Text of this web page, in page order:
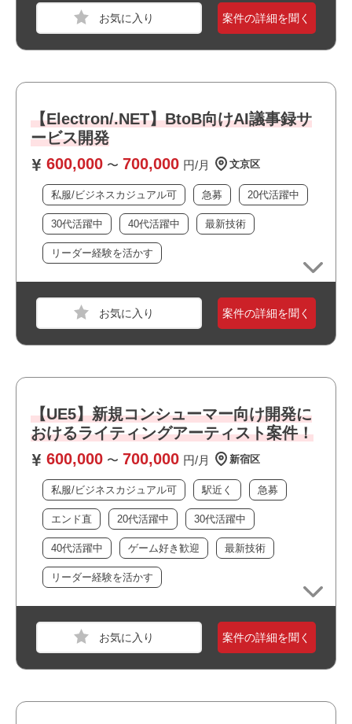
案件の詳細を聞く
【Electron/.NET】BtoB向けAI議事録サ
ービス開発
600,000 〜 700,000 円/月 文京区
私服/ビジネスカジュアル可 急募 20代活躍中
30代活躍中 40代活躍中 最新技術
リーダー経験を活かす
・・即日参画可能
・・技術選定の経験が活かせます
案件の詳細を聞く
【UE5】新規コンシューマー向け開発に
おけるライティングアーティスト案件！
600,000 〜 700,000 円/月 新宿区
私服/ビジネスカジュアル可 駅近く 急募
エンド直 20代活躍中 30代活躍中
40代活躍中 ゲーム好き歓迎 最新技術
リーダー経験を活かす
職種
【ゲーム】3Dデザイナー
スキル
Autodesk Maya,UE4,Windows,macOS
必須スキル
・Unreal Engine5環境にてライティング経験がある方
おすすめポイント
案件の詳細を聞く
職種
【ゲーム】3Dデザイナー
業界
コンシューマーゲーム
スキル
Autodesk Maya,UE4,Windows,macOS
必須スキル
・Unreal Engine5環境にてライティング経験がある方
おすすめポイント